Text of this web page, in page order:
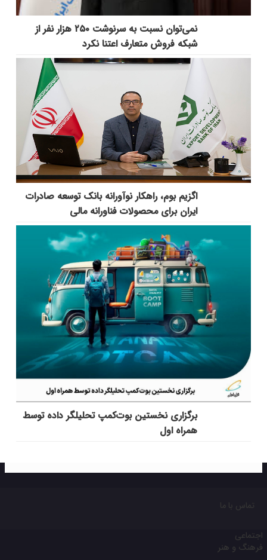
نمی‌توان نسبت به سرنوشت ۲۵۰ هزار نفر از
شبکه فروش متعارف اعتنا نکرد
اگزیم بوم، راهکار نوآورانه بانک توسعه صادرات
ایران برای محصولات فناورانه مالی
برگزاری نخستین بوت‌کمپ تحلیلگر داده توسط
همراه اول
تماس با ما
اجتماعی
فرهنگ و هنر